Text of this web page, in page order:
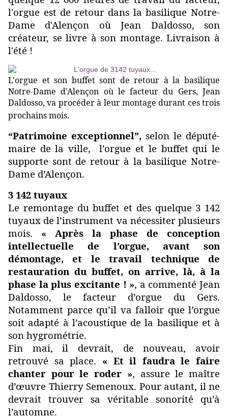
l'orgue est de retour dans la basilique Notre-
Dame d'Alençon où Jean Daldosso, son
créateur, se livre à son montage. Livraison à
l'été !
L'orgue et son buffet sont de retour à la basilique
Notre-Dame d'Alençon où le facteur du Gers, Jean
Daldosso, va procéder à leur montage durant ces trois
prochains mois.
“Patrimoine exceptionnel”, selon le député-
maire de la ville, l’orgue et le buffet qui le
supporte sont de retour à la basilique Notre-
Dame d’Alençon.
3 142 tuyaux
Le remontage du buffet et des quelque 3 142
tuyaux de l’instrument va nécessiter plusieurs
mois. « Après la phase de conception
intellectuelle de l’orgue, avant son
démontage, et le travail technique de
restauration du buffet, on arrive, là, à la
phase la plus excitante ! », a commenté Jean
Daldosso, le facteur d’orgue du Gers.
Notamment parce qu’il va falloir que l’orgue
soit adapté à l’acoustique de la basilique et à
son hygrométrie.
Fin mai, il devrait, de nouveau, avoir
retrouvé sa place. « Et il faudra le faire
chanter pour le roder », assure le maître
d’œuvre Thierry Semenoux. Pour autant, il ne
devrait trouver sa véritable sonorité qu’à
l’automne.